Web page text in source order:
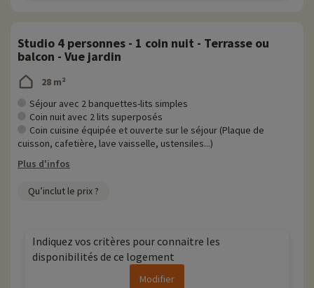
Studio 4 personnes - 1 coin nuit - Terrasse ou
balcon - Vue jardin
28 m²
Séjour avec 2 banquettes-lits simples
Coin nuit avec 2 lits superposés
Coin cuisine équipée et ouverte sur le séjour (Plaque de
cuisson, cafetière, lave vaisselle, ustensiles...)
Plus d'infos
Qu’inclut le prix ?
Indiquez vos critères pour connaitre les
disponibilités de ce logement
Modifier